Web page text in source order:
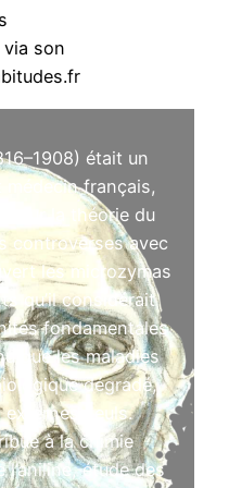
son
était un
français,
sur la théorie du
controverses avec
les microzymas
qu’il considérait
fondamentales
que les maladies
dégradé,
externes seuls.
à la chimie
étude des